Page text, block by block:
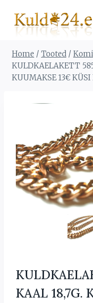
content
Home / Tooted /
KULDKAELAKETT
KUUMAKSE 13€
KAAL 18,7G.